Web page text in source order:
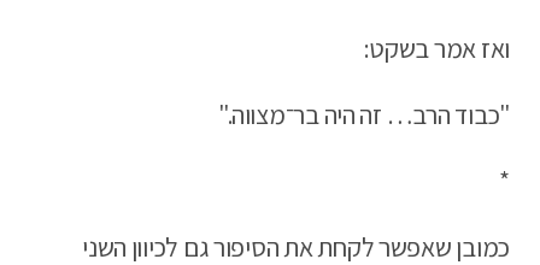
ואז אמר בשקט:
"כבוד הרב… זה היה בר־מצווה."
*
כמובן שאפשר לקחת את הסיפור גם לכיוון השני